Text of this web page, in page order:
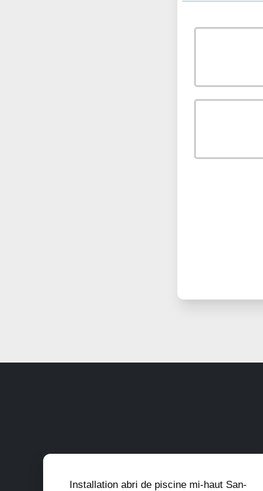
Installation abri de piscine mi-haut San-